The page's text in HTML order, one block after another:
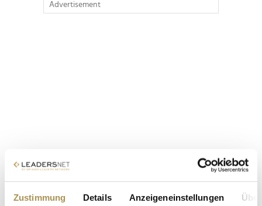
Zustimmung Details Anzeigeneinstellungen
Advertisement